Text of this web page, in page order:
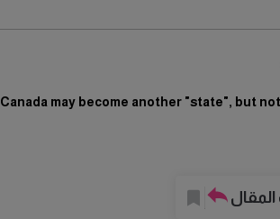
Canada may become another "state", but